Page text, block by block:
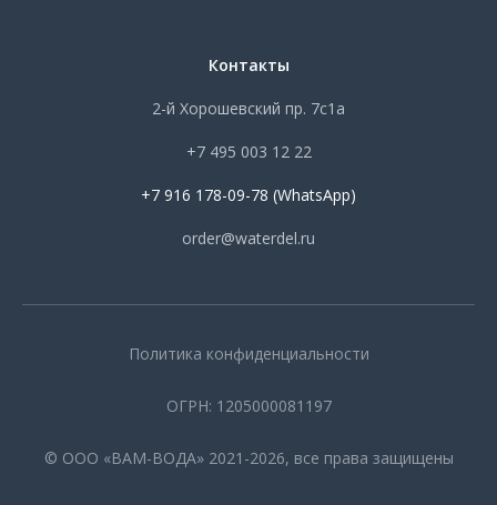
Контакты
2-й Хорошевский пр. 7с1а
+7 495 003 12 22
+7 916 178-09-78 (WhatsApp)
order@waterdel.ru
© ООО «ВАМ-ВОДА» 2021-2026, все права защищены
ОГРН: 1205000081197
Политика конфиденциальности